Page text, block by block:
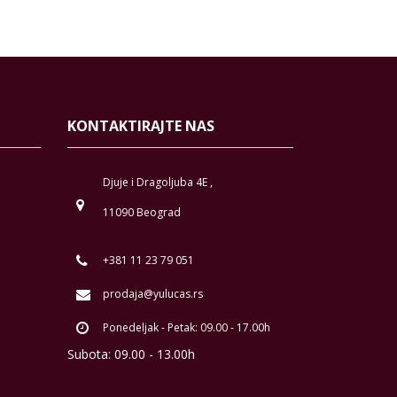
KONTAKTIRAJTE NAS
Djuje i Dragoljuba 4E ,
11090 Beograd
+381 11 23 79 051
prodaja@yulucas.rs
Ponedeljak - Petak: 09.00 - 17.00h
Subota: 09.00 - 13.00h